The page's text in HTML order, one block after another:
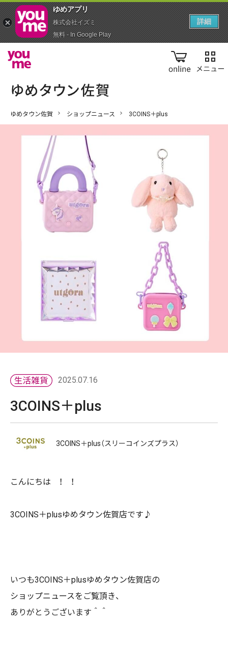
online
ゆめタウン佐賀 ショップニュース 3COINS＋plus
2025.07.16
3COINS＋plus
3COINS＋plus（スリーコインズプラス）
こんにちは ！ ！
3COINS＋plusゆめタウン佐賀店です♪
いつも3COINS＋plusゆめタウン佐賀店の
ショップニュースをご覧頂き、
ありがとうございます＾＾
ゆめアプ‪リ‬
株式会社イズミ
無料 - In Google Play
詳細